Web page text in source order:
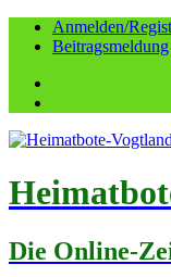
Anmelden/
Beitragsmeldung
Die Online-